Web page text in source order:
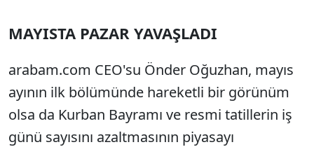
MAYISTA PAZAR YAVAŞLADI
arabam.com CEO'su Önder Oğuzhan, mayıs
ayının ilk bölümünde hareketli bir görünüm
olsa da Kurban Bayramı ve resmi tatillerin iş
günü sayısını azaltmasının piyasayı